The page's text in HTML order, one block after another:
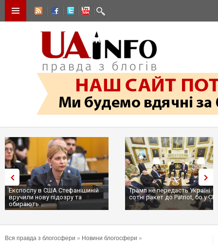
Експослу в США Стефанішиній
вручили нову підозру та
обирають...
Трамп не передасть Україні
сотні ракет до Patriot, бо у
...
Вся правда з блогосфери » Новини блогосфери »